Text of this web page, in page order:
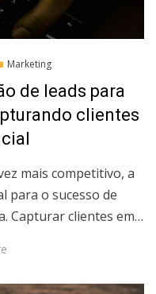
Marketing
de leads para
clientes
mais competitivo, a
para o sucesso de
Capturar clientes em…